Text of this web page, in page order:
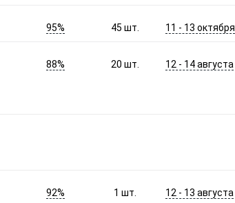
95% 45шт. 11 - 13 октября
88% 20шт. 12 - 14 августа
92% 1шт. 12 - 13 августа